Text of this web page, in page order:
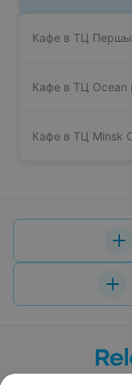
Кафе в ТЦ
Кафе в ТЦ Ocean
Кафе в ТЦ Minsk